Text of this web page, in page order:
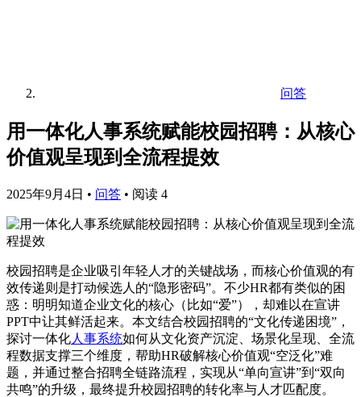
问答
用一体化人事系统赋能校园招聘：从核心
价值观呈现到全流程提效
2025年9月4日 • 问答 • 阅读 4
校园招聘是企业吸引年轻人才的关键战场，而核心价值观的有
效传递则是打动候选人的“隐形密码”。不少HR都有类似的困
惑：明明知道企业文化的核心（比如“爱”），却难以在宣讲
PPT中让其鲜活起来。本文结合校园招聘的“文化传递困境”，
探讨一体化人事系统如何从文化资产沉淀、场景化呈现、全流
程数据支撑三个维度，帮助HR破解核心价值观“空泛化”难
题，并通过整合招聘全链路流程，实现从“单向宣讲”到“双向
共鸣”的升级，最终提升校园招聘的转化率与人才匹配度。